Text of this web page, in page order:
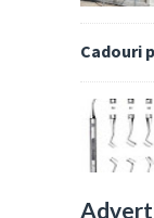
Cadouri